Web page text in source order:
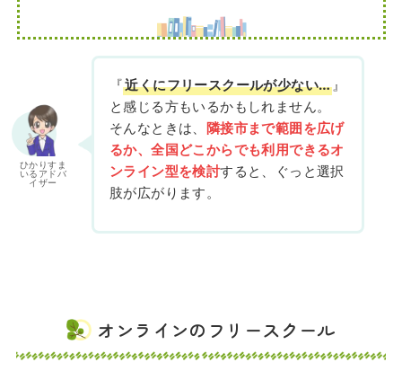
ひかりすま
いるアドバ
イザー
『近くにフリースクールが少ない… 』
と感じる方もいるかもしれません。
そんなときは、 隣接市まで範囲を広げ
るか、全国どこからでも利用できるオ
ンライン型を検討すると、ぐっと選択
肢が広がります。
オンラインのフリースクール